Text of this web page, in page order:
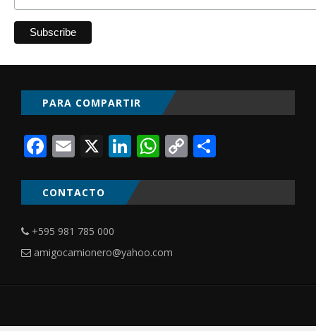
PARA COMPARTIR
Facebook
Email
X LinkedIn
WhatsApp
Copy
CONTACTO
+595 981 785 000
amigocamionero@yahoo.com